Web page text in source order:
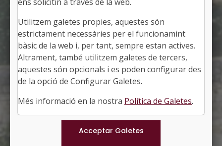
BESALÚ
Alcalde: Lluís Guinó i Subirós
La Garrotxa, Girona
Població: 2.592
Superfície: 4,81 km2
http://www.besalu.cat
#BESALU
Municipis
Utilitzem galetes propies, aquestes són
estrictament necessàries per el funcionamint
bàsic de la web i, per tant, sempre estan actives.
Altrament, també utilitzem galetes de tercers,
aquestes són opcionals i es poden configurar des
de la opció de Configurar Galetes.
Més informació en la nostra Política de Galetes.